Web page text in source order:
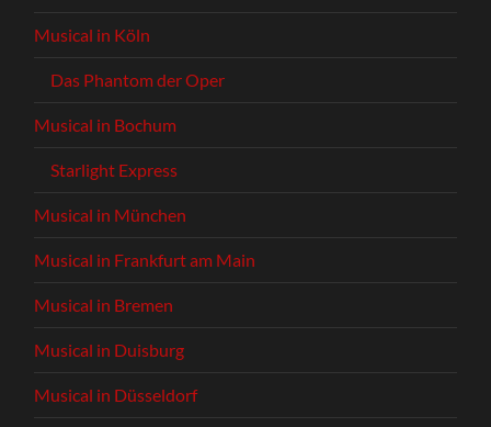
Musical in Köln
Das Phantom der Oper
Musical in Bochum
Starlight Express
Musical in München
Musical in Frankfurt am Main
Musical in Bremen
Musical in Duisburg
Musical in Düsseldorf